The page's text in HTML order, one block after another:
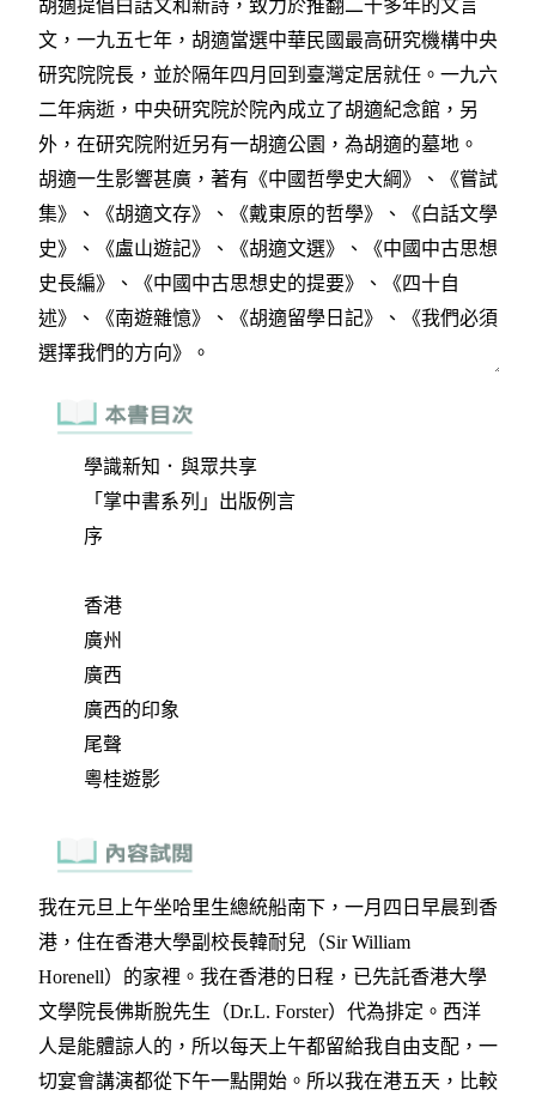
學識新知．與眾共享
「掌中書系列」出版例言
序
香港
廣州
廣西
廣西的印象
尾聲
粵桂遊影